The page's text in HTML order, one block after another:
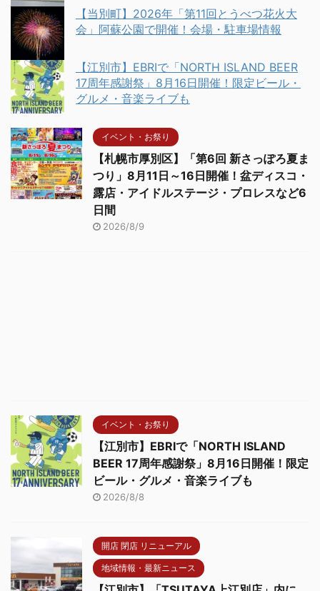
【当別町】2026年「第11回とうべつ花火大
会」阿蘇公園で開催！会場・駐車場情報
【江別市】EBRIで「NORTH ISLAND BEER
17周年感謝祭」8月16日開催！限定ビール・
グルメ・音楽ライブも
イベント・お祭り
【札幌市厚別区】「第6回 新さっぽろ夏ま
つり」8月11日～16日開催！盆ディスコ・
露店・アイドルステージ・プロレスなど6
日間
2026/8/9
イベント・お祭り
【江別市】EBRIで「NORTH ISLAND
BEER 17周年感謝祭」8月16日開催！限定
ビール・グルメ・音楽ライブも
2026/8/8
開店 閉店 リニューアル
地域情報・最新ニュース